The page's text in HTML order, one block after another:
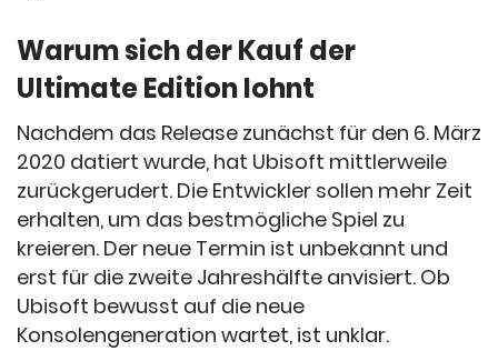
Warum sich der Kauf der
Ultimate Edition lohnt
Nachdem das Release zunächst für den 6. März
2020 datiert wurde, hat Ubisoft mittlerweile
zurückgerudert. Die Entwickler sollen mehr Zeit
erhalten, um das bestmögliche Spiel zu
kreieren. Der neue Termin ist unbekannt und
erst für die zweite Jahreshälfte anvisiert. Ob
Ubisoft bewusst auf die neue
Konsolengeneration wartet, ist unklar.